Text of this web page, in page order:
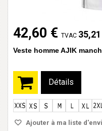
42,60 € TVAC
Veste homme AJIK
Détails
Ajouter à ma liste